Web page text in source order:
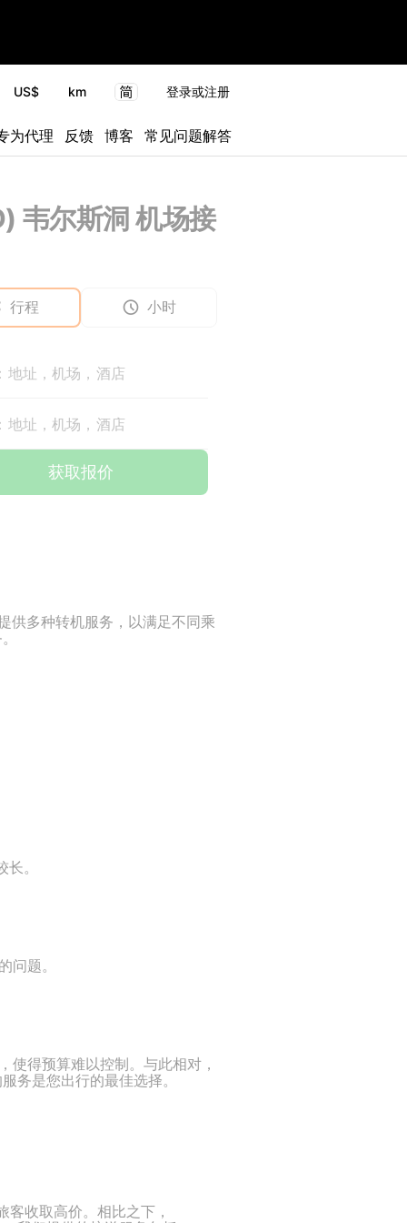
US$ km 登录或注册
为代理 反馈 博客 常见问题解答
韦尔斯洞 机场接
行程 小时
地址，机场，酒店
地址，机场，酒店
获取报价
供多种转机服务，以满足不同乘
。
题。
得预算难以控制。与此相对，
务是您出行的最佳选择。
收取高价。相比之下，